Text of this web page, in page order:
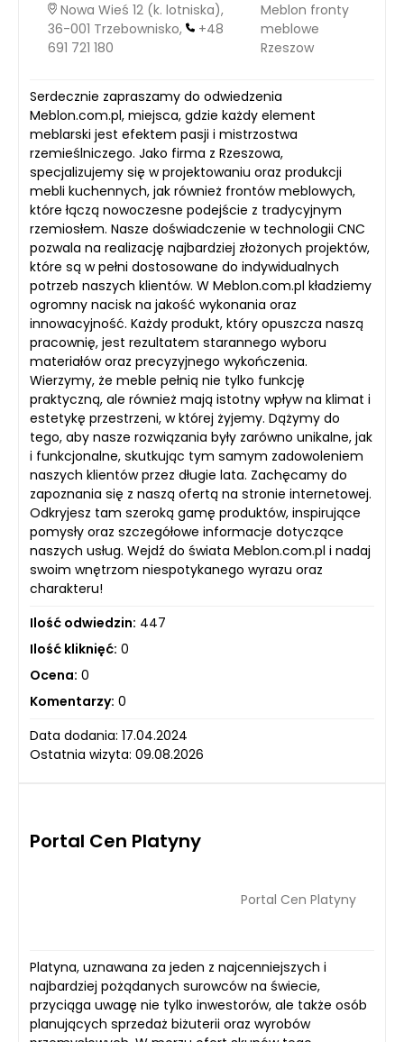
Nowa Wieś 12 (k. lotniska),
36-001 Trzebownisko,
+48
691 721 180
Meblon fronty
meblowe
Rzeszow
Serdecznie zapraszamy do odwiedzenia
Meblon.com.pl, miejsca, gdzie każdy element
meblarski jest efektem pasji i mistrzostwa
rzemieślniczego. Jako firma z Rzeszowa,
specjalizujemy się w projektowaniu oraz produkcji
mebli kuchennych, jak również frontów meblowych,
które łączą nowoczesne podejście z tradycyjnym
rzemiosłem. Nasze doświadczenie w technologii CNC
pozwala na realizację najbardziej złożonych projektów,
które są w pełni dostosowane do indywidualnych
potrzeb naszych klientów. W Meblon.com.pl kładziemy
ogromny nacisk na jakość wykonania oraz
innowacyjność. Każdy produkt, który opuszcza naszą
pracownię, jest rezultatem starannego wyboru
materiałów oraz precyzyjnego wykończenia.
Wierzymy, że meble pełnią nie tylko funkcję
praktyczną, ale również mają istotny wpływ na klimat i
estetykę przestrzeni, w której żyjemy. Dążymy do
tego, aby nasze rozwiązania były zarówno unikalne, jak
i funkcjonalne, skutkując tym samym zadowoleniem
naszych klientów przez długie lata. Zachęcamy do
zapoznania się z naszą ofertą na stronie internetowej.
Odkryjesz tam szeroką gamę produktów, inspirujące
pomysły oraz szczegółowe informacje dotyczące
naszych usług. Wejdź do świata Meblon.com.pl i nadaj
swoim wnętrzom niespotykanego wyrazu oraz
charakteru!
Ilość odwiedzin: 447
Ilość kliknięć: 0
Ocena: 0
Komentarzy: 0
Data dodania: 17.04.2024
Ostatnia wizyta: 09.08.2026
Portal Cen Platyny
Portal Cen Platyny
Platyna, uznawana za jeden z najcenniejszych i
najbardziej pożądanych surowców na świecie,
przyciąga uwagę nie tylko inwestorów, ale także osób
planujących sprzedaż biżuterii oraz wyrobów